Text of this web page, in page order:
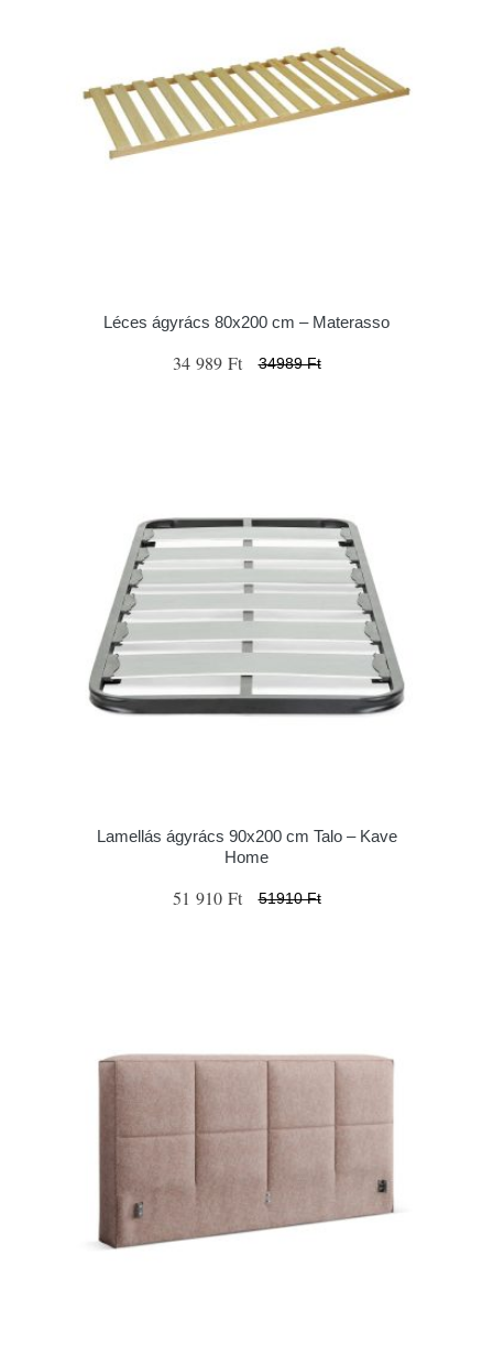
Léces ágyrács 80x200 cm – Materasso
34 989 Ft 34989 Ft
Lamellás ágyrács 90x200 cm Talo – Kave
Home
51 910 Ft 51910 Ft